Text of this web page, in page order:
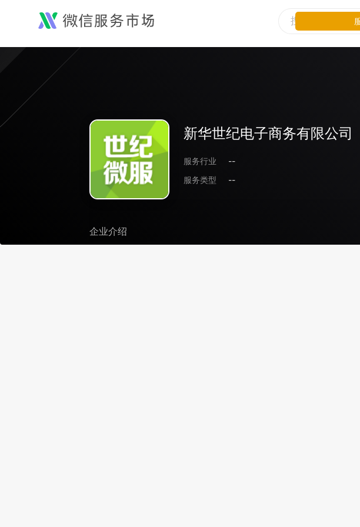
新华世纪电子商务有限公司
服务行业
--
服务类型
--
企业介绍